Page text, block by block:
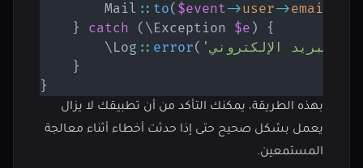
Mail :: to( $event->user->email
}
catch ( \Exception $e )
{
\Log :: error(
}
}
بهذه الطريقة، يمكنك التأكد من أن تطبيقك لا يزال
يعمل بشكل صحيح حتى إذا حدثت أخطاء أثناء معالجة
المستمعين.